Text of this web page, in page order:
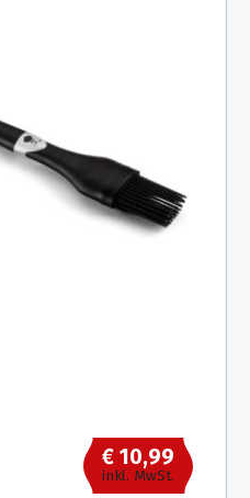
€ 10,99
inkl. MwSt.